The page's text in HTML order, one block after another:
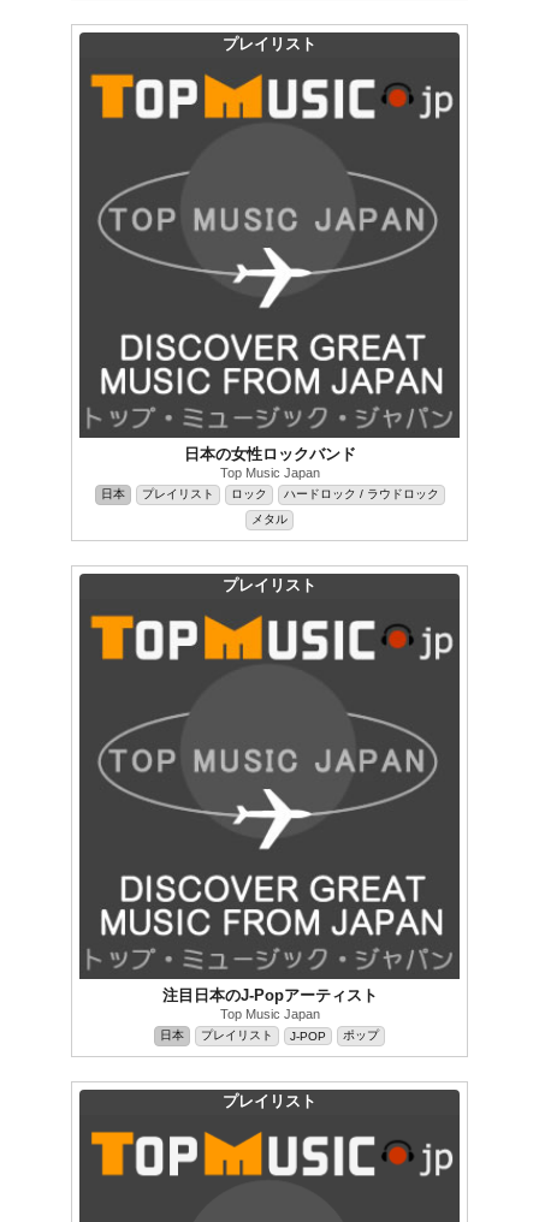
プレイリスト
日本の女性ロックバンド
Top Music Japan
日本 プレイリスト ロック
ハードロック / ラウドロック
メタル
プレイリスト
注目日本のJ-Popアーティスト
Top Music Japan
日本 プレイリスト J-POP ポップ
プレイリスト